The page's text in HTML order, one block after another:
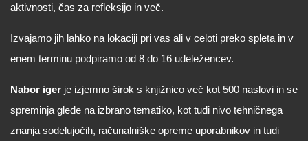
aktivnosti, čas za refleksijo in več.
Izvajamo jih lahko na lokaciji pri vas ali v celoti preko spleta in v
enem terminu podpiramo od 8 do 16 udeležencev.
Nabor iger je izjemno širok s knjižnico več kot 500 naslovi in se
spreminja glede na izbrano tematiko, kot tudi nivo tehničnega
znanja sodelujočih, računalniške opreme uporabnikov in tudi